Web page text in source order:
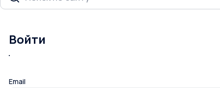
Войти
Email